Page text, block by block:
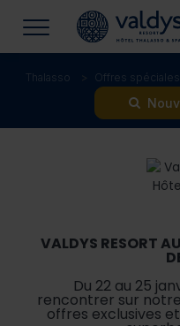
Thalasso Offres spéciales